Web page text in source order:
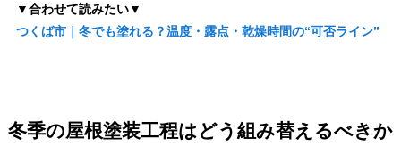
▼合わせて読みたい▼
つくば市｜冬でも塗れる？温度・露点・乾燥時間の“可否ライン”
冬季の屋根塗装工程はどう組み替えるべきか